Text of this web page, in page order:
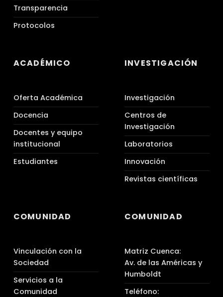
Transparencia
Protocolos
ACADÉMICO
Oferta Académica
Docencia
Docentes y equipo
institucional
Estudiantes
INVESTIGACIÓN
Investigación
Centros de
Investigación
Laboratorios
Innovación
Revistas científicas
COMUNIDAD
Vinculación con la
Sociedad
Servicios a la
Comunidad
COMUNIDAD
Matriz Cuenca:
Av. de las Américas y
Humboldt
Teléfono: